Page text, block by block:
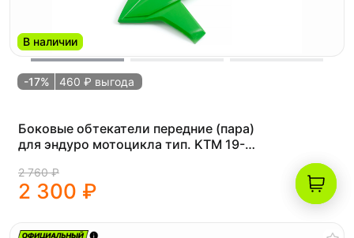
В наличии
-17% 460 ₽ выгода
Боковые обтекатели передние (пара)
для эндуро мотоцикла тип. KTM 19-
2 760 ₽
2 300 ₽